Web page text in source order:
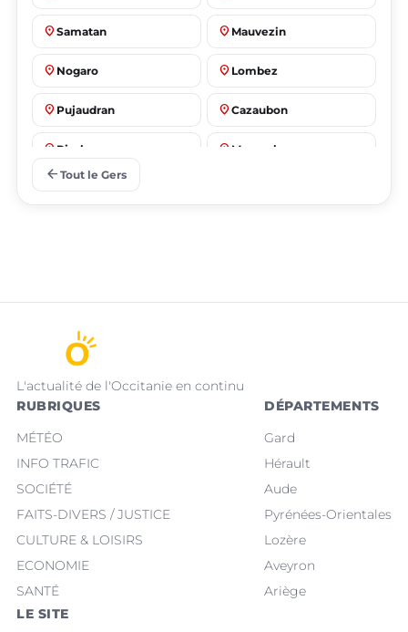
place Samatan place Mauvezin
place Nogaro place Lombez
place Pujaudran place Cazaubon
place Riscle place Masseube
arrow_back Tout le Gers
L'actualité de l'Occitanie en continu
RUBRIQUES
MÉTÉO
INFO TRAFIC
SOCIÉTÉ
FAITS-DIVERS / JUSTICE
CULTURE & LOISIRS
ECONOMIE
SANTÉ
DÉPARTEMENTS
Gard
Hérault
Aude
Pyrénées-Orientales
Lozère
Aveyron
Ariège
LE SITE